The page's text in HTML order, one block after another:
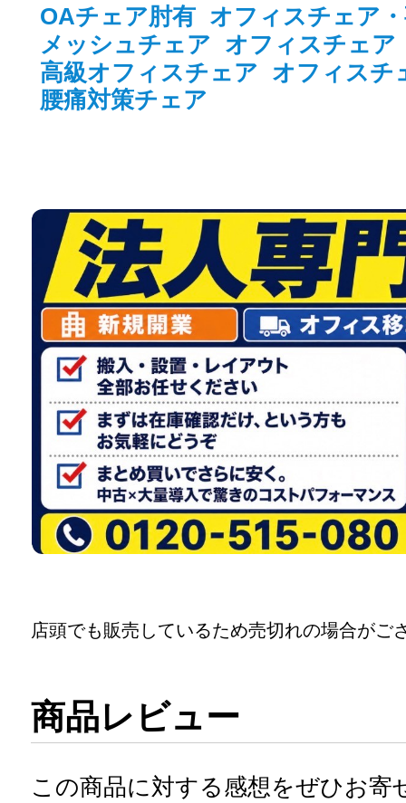
OAチェア肘有 オフィスチェア
メッシュチェア オフィスチェア
高級オフィスチェア オフィスチ
腰痛対策チェア
店頭でも販売しているため売切れの場合がご
商品レビュー
この商品に対する感想をぜひお寄